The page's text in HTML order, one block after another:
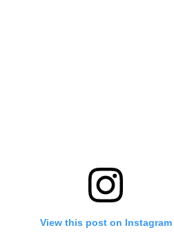
View this post on Instagram